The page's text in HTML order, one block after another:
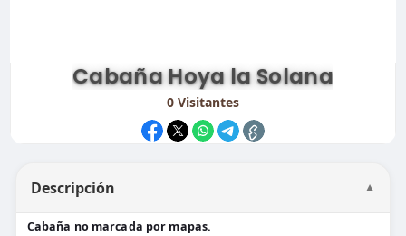
Cabaña Hoya la Solana
0Visitantes
Descripción ▼
Cabaña no marcada por mapas.